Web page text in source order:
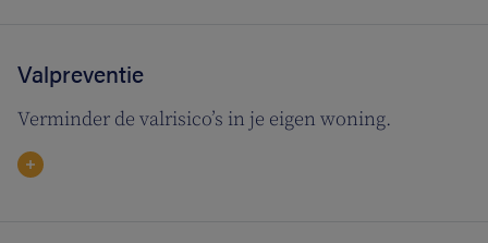
Valpreventie
Verminder de valrisico’s in je eigen woning.